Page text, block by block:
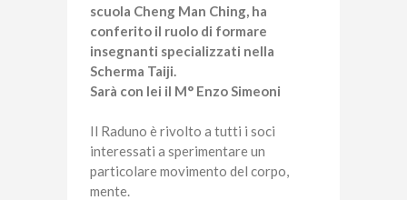
scuola Cheng Man Ching, ha
conferito il ruolo di formare
insegnanti specializzati nella
Scherma Taiji.
Sarà con lei il M° Enzo Simeoni
Il Raduno è rivolto a tutti i soci
interessati a sperimentare un
particolare movimento del corpo,
mente.